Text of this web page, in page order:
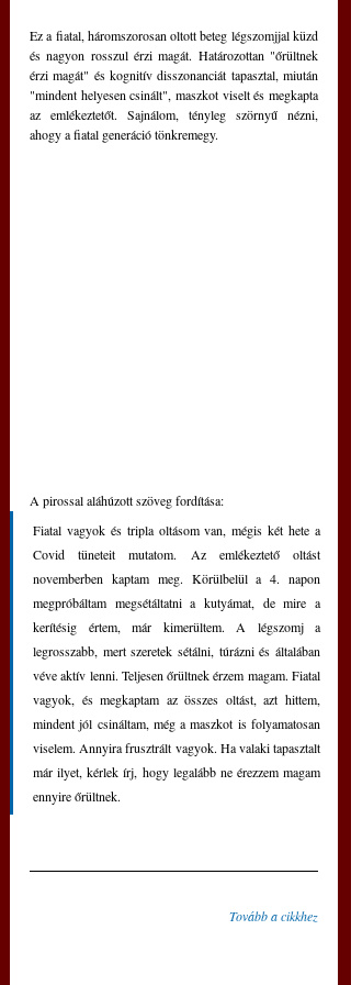
Ez a fiatal, háromszorosan oltott beteg légszomjjal küzd
és nagyon rosszul érzi magát. Határozottan "őrültnek
érzi magát" és kognitív disszonanciát tapasztal, miután
"mindent helyesen csinált", maszkot viselt és megkapta
az emlékeztetőt. Sajnálom, tényleg szörnyű nézni,
ahogy a fiatal generáció tönkremegy.
A pirossal aláhúzott szöveg fordítása:
Fiatal vagyok és tripla oltásom van, mégis két hete a
Covid tüneteit mutatom. Az emlékeztető oltást
novemberben kaptam meg. Körülbelül a 4. napon
megpróbáltam megsétáltatni a kutyámat, de mire a
kerítésig értem, már kimerültem. A légszomj a
legrosszabb, mert szeretek sétálni, túrázni és általában
véve aktív lenni. Teljesen őrültnek érzem magam. Fiatal
vagyok, és megkaptam az összes oltást, azt hittem,
mindent jól csináltam, még a maszkot is folyamatosan
viselem. Annyira frusztrált vagyok. Ha valaki tapasztalt
már ilyet, kérlek írj, hogy legalább ne érezzem magam
ennyire őrültnek.
Tovább a cikkhez